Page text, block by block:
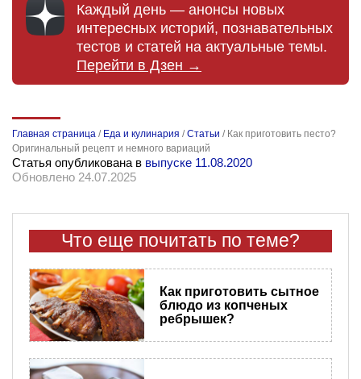
Каждый день — анонсы новых
интересных историй, познавательных
тестов и статей на актуальные темы.
Перейти в Дзен →
Главная страница / Еда и кулинария /Статьи / Как приготовить песто?
Оригинальный рецепт и немного вариаций
Статья опубликована в выпуске 11.08.2020
Обновлено 24.07.2025
Что еще почитать по теме?
Как приготовить сытное
блюдо из копченых
ребрышек?